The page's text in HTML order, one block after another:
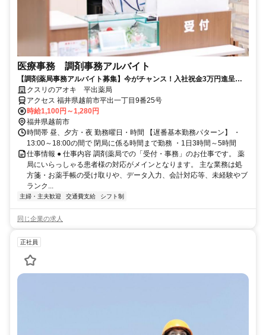
医療事務 調剤事務アルバイト
【調剤薬局事務アルバイト募集】今がチャンス！入社祝金3万円進呈
資格・経験一切不要！
クスリのアオキ 平出薬局
アクセス 福井県越前市平出一丁目9番25号
時給1,100円～1,280円
福井県越前市
時間帯 昼、夕方・夜 勤務曜日・時間 【遅番基本勤務パターン】 ・
13:00～18:00の間で 閉局に係る時間まで勤務 ・1日3時間～5時間
仕事情報 ● 仕事内容 調剤薬局での「受付・事務」のお仕事です。 薬
局にいらっしゃる患者様の対応がメインとなります。 主な業務は処
方箋・お薬手帳の受け取りや、データ入力、会計対応等、未経験やブ
ランク...
主婦・主夫歓迎 交通費支給 シフト制
同じ企業の求人
正社員